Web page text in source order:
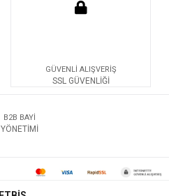
GÜVENLİ ALIŞVERİŞ
SSL GÜVENLİĞİ
B2B BAYİ
YÖNETİMİ